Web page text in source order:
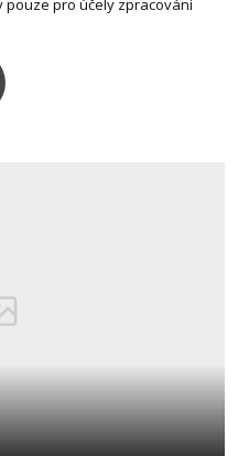
pouze pro účely zpracování